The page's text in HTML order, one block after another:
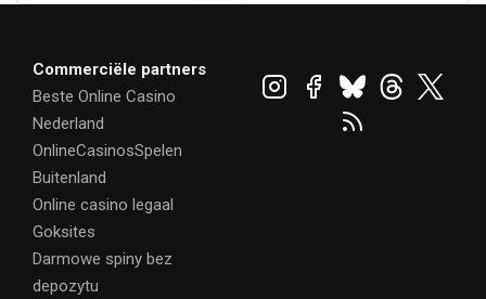
Commerciële partners
Beste Online Casino
Nederland
OnlineCasinosSpelen
Buitenland
Online casino legaal
Goksites
Darmowe spiny bez
depozytu